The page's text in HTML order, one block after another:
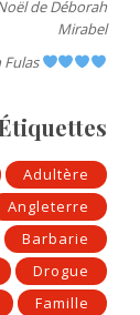
de Déborah
Mirabel
Fulas
Adultère
Angleterre
Barbarie
Drogue
Famille